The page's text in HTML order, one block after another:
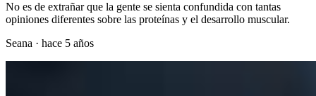
No es de extrañar que la gente se sienta confundida con tantas
opiniones diferentes sobre las proteínas y el desarrollo muscular.
Seana · hace 5 años